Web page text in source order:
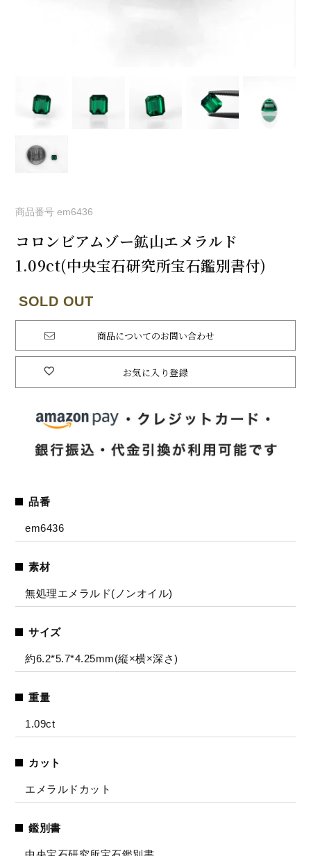
商品番号 em6436
コロンビアムゾー鉱山エメラルド
1.09ct(中央宝石研究所宝石鑑別書付)
お気に入り登録
商品についてのお問い合わせ
品番
em6436
素材
無処理エメラルド(ノンオイル)
サイズ
約6.2*5.7*4.25mm(縦×横×深さ)
重量
1.09ct
カット
エメラルドカット
鑑別書